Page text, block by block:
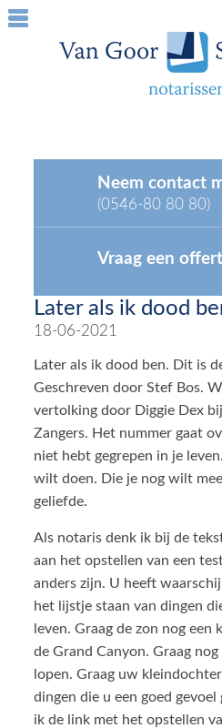
Neem contact
(0546-80 80 80)
Vraag een
Later als ik dood
18-06-2021
Later als ik dood ben. Dit is
Geschreven door Stef Bos.
vertolking door Diggie Dex
Zangers. Het nummer gaat
niet hebt gegrepen in je
wilt doen. Die je nog wilt
geliefde.
Als notaris denk ik bij de
aan het opstellen van een
anders zijn. U heeft
het lijstje staan van dingen
leven. Graag de zon nog een
de Grand Canyon. Graag
lopen. Graag uw
dingen die u een goed gevoel
ik de link met het opstellen